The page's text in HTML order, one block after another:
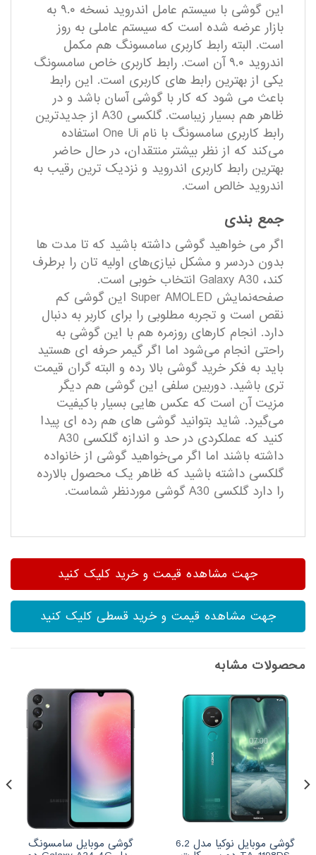
این گوشی با سیستم‌ عامل اندروید نسخه ۹.۰ به
بازار عرضه شده است که سیستم‌ عاملی به‌ روز
است. البته رابط کاربری سامسونگ هم مکمل
اندروید ۹.۰ آن است. رابط کاربری خاص سامسونگ
یکی از بهترین رابط‌ های کاربری است. این رابط
باعث می‌ شود که کار با گوشی آسان باشد و در
ظاهر هم بسیار زیباست. گلکسی A30 از جدید‌ترین
رابط کاربری سامسونگ با نام One Ui استفاده
می‌کند که از نظر بیشتر منتقدان، در حال حاضر
بهترین رابط کاربری اندروید و نزدیک ترین رقیب به
اندروید خالص است.
جمع بندی
اگر می‌ خواهید گوشی داشته باشید که تا مدت‌ ها
بدون دردسر و مشکل نیازی‌های اولیه‌ تان را برطرف
کند، Galaxy A30 انتخاب خوبی است.
صفحه‌نمایش Super AMOLED این گوشی کم
نقص است و تجربه مطلوبی را برای کاربر به دنبال
دارد. انجام کارهای روزمره هم با این گوشی به‌
راحتی انجام می‌شود اما اگر گیمر حرفه‌ ای هستید
باید به فکر خرید گوشی بالا رده و البته گران‌ قیمت‌
تری باشید. دوربین سلفی این گوشی هم دیگر
مزیت آن است که عکس‌ هایی بسیار باکیفیت
می‌گیرد. شاید بتوانید گوشی‌ های هم‌ رده‌ ای پیدا
کنید که عملکردی در حد و اندازه گلکسی A30
داشته باشند اما اگر می‌خواهید گوشی از خانواده
گلکسی داشته باشید که ظاهر یک محصول بالارده
را دارد گلکسی A30 گوشی موردنظر شماست.
جهت مشاهده قیمت و خرید کلیک کنید
جهت مشاهده قیمت و خرید قسطی کلیک کنید
محصولات مشابه
گوشی موبایل نوکیا مدل 6.2 گوشی موبایل سامسونگ